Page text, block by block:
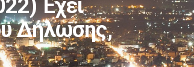
Έχει
Δήλωσης,